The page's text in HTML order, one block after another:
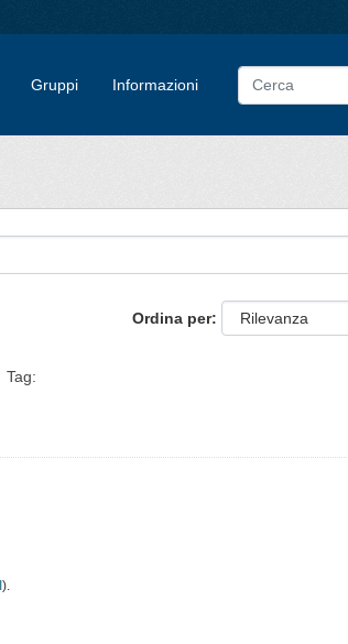
Gruppi Informazioni
Ordina per
Tag:
).